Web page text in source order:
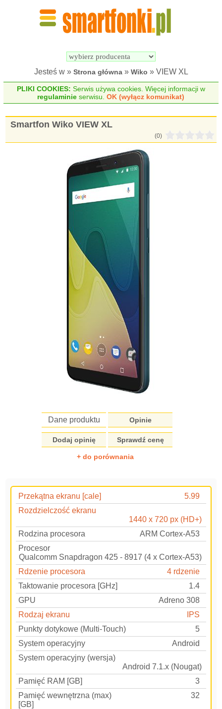
Jesteś w » Strona główna» Wiko » VIEW XL
PLIKI COOKIES: Serwis używa cookies. Więcej informacji w
regulaminie serwisu.OK (wyłącz komunikat)
Smartfon Wiko VIEW XL
(0)
Dane produktu Opinie
Dodaj opinię Sprawdź cenę
+ do porównania
Przekątna ekranu [cale]
5.99
Rozdzielczość ekranu
1440 x 720 px (HD+)
Rodzina procesora
ARM Cortex-A53
Procesor
Qualcomm Snapdragon 425 - 8917 (4 x Cortex-A53)
Rdzenie procesora
4 rdzenie
Taktowanie procesora [GHz]
1.4
GPU
Adreno 308
Rodzaj ekranu
IPS
Punkty dotykowe (Multi-Touch)
5
System operacyjny
Android
System operacyjny (wersja)
Android 7.1.x (Nougat)
Pamięć RAM [GB]
3
Pamięć wewnętrzna (max)
[GB]
32